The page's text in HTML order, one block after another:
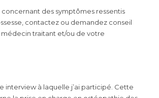
concernant des symptômes ressentis
contactez ou demandez conseil
traitant et/ou de votre
interview à laquelle j’ai participé. Cette